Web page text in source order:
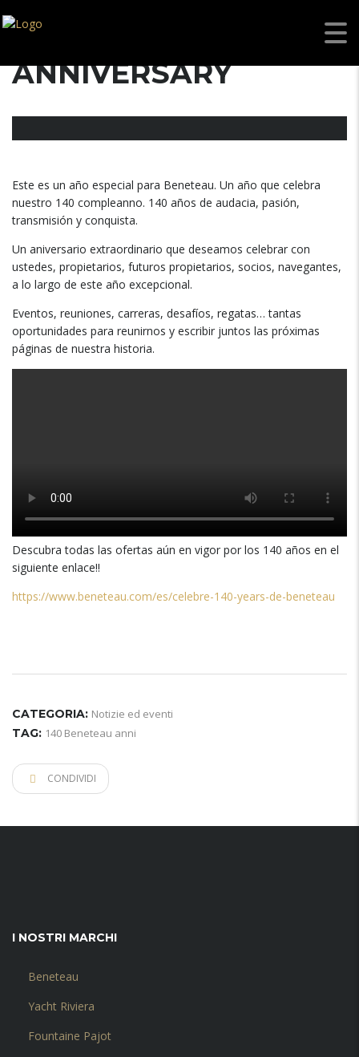
A REMARKABLE
ANNIVERSARY
Este es un año especial para Beneteau. Un año que celebra
nuestro 140 compleanno. 140 años de audacia, pasión,
transmisión y conquista.
Un aniversario extraordinario que deseamos celebrar con
ustedes, propietarios, futuros propietarios, socios, navegantes,
a lo largo de este año excepcional.
Eventos, reuniones, carreras, desafíos, regatas…tantas
oportunidades para reunirnos y escribir juntos las próximas
páginas de nuestra historia.
Descubra todas las ofertas aún en vigor por los 140 años en el
siguiente enlace!!
https://www.beneteau.com/es/celebre-140-years-de-beneteau
CATEGORIA: Notizie ed eventi
TAG: 140 Beneteau anni
CONDIVIDI
I NOSTRI MARCHI
Beneteau
Yacht Riviera
Fountaine Pajot